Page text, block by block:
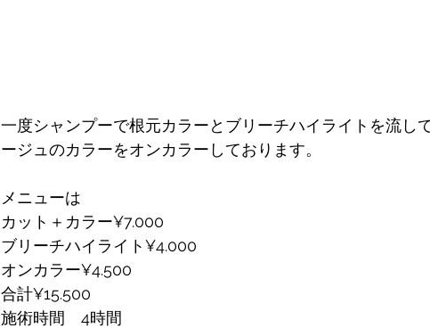
一度シャンプーで根元カラーとブリーチハイライトを流し
ージュのカラーをオンカラーしております。
メニューは
カット＋カラー¥7.000
ブリーチハイライト¥4.000
オンカラー¥4.500
合計¥15.500
施術時間　4時間